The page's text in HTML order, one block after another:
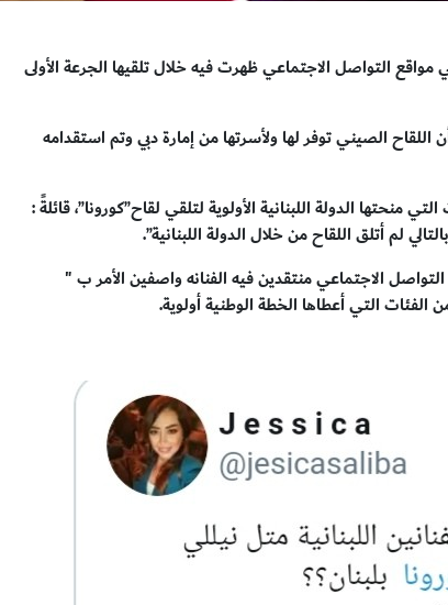
التواصل الاجتماعي ظهرت فيه خلال تلقيها الجرعة الأولى
الصيني توفر لها ولأسرتها من إمارة دبي وتم استقدامه
الدولة اللبنانية الأولوية لتلقي لقاح”كورونا”، قائلةً :
لم أتلق اللقاح من خلال الدولة اللبنانية”.
الاجتماعي منتقدين فيه الفنانه واصفين الأمر ب "
التي أعطاها الخطة الوطنية أولوية.